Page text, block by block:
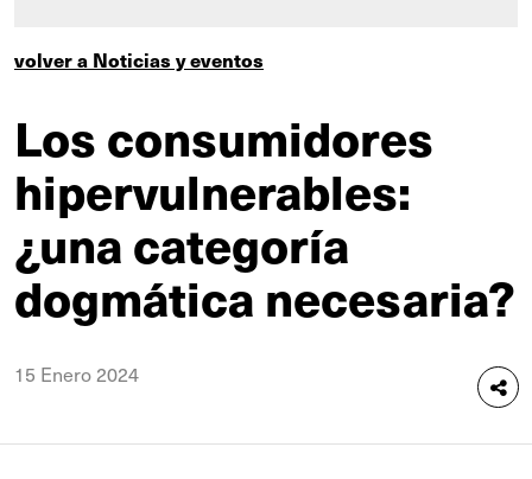
volver a Noticias y eventos
Los consumidores
hipervulnerables:
¿una categoría
dogmática necesaria?
15 Enero 2024